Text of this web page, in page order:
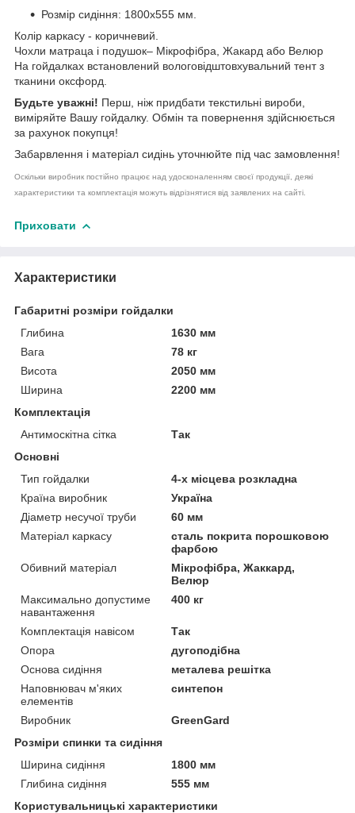
Розмір сидіння: 1800х555 мм.
Колір каркасу - коричневий.
Чохли матраца і подушок– Мікрофібра, Жакард або Велюр
На гойдалках встановлений вологовідштовхувальний тент з
тканини оксфорд.
Будьте уважні! Перш, ніж придбати текстильні вироби,
виміряйте Вашу гойдалку. Обмін та повернення здійснюється
за рахунок покупця!
Забарвлення і матеріал сидінь уточнюйте під час замовлення!
Оскільки виробник постійно працює над удосконаленням своєї продукції, деякі
характеристики та комплектація можуть відрізнятися від заявлених на сайті.
Приховати
Характеристики
Габаритні розміри гойдалки
Глибина
1630 мм
Вага
78 кг
Висота
2050 мм
Ширина
2200 мм
Комплектація
Антимоскітна сітка
Так
Основні
Тип гойдалки
4-х місцева розкладна
Країна виробник
Україна
Діаметр несучої труби
60 мм
Матеріал каркасу
сталь покрита порошковою
фарбою
Обивний матеріал
Мікрофібра, Жаккард,
Велюр
Максимально допустиме
навантаження
400 кг
Комплектація навісом
Так
Опора
дугоподібна
Основа сидіння
металева решітка
Наповнювач м'яких
елементів
синтепон
Виробник
GreenGard
Розміри спинки та сидіння
Ширина сидіння
1800 мм
Глибина сидіння
555 мм
Користувальницькі характеристики